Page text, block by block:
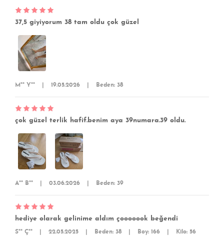
37,5 giyiyorum 38 tam oldu çok güzel
M** Y** 19.05.2026 Beden: 38
çok güzel terlik hafif.benim aya 39numara.39 oldu.
A** B** 03.06.2026 Beden: 39
hediye olarak gelinime aldım çooooook beğendi
S** Ç** 22.05.2025 Beden: 38 Boy: 166 Kilo: 56